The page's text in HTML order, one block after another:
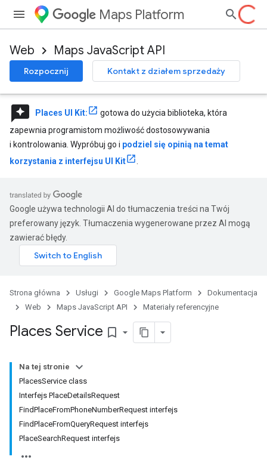
Maps Platform
Web Maps JavaScript API
Rozpocznij Kontakt z działem sprzedaży
reviews Places UI Kit:
gotowa do użycia biblioteka, która
zapewnia programistom możliwość dostosowywania
i kontrolowania. Wypróbuj go i podziel się opinią na temat
korzystania z interfejsu UI Kit
.
Google używa technologii AI do tłumaczenia treści na Twój
preferowany język. Tłumaczenia wygenerowane przez AI mogą
zawierać błędy.
Strona główna Usługi Google Maps Platform
Dokumentacja
Web
Maps JavaScript API Materiały referencyjne
Places Service bookmark_border
Na tej stronie
PlacesService class
Interfejs PlaceDetailsRequest
FindPlaceFromPhoneNumberRequest interfejs
FindPlaceFromQueryRequest interfejs
PlaceSearchRequest interfejs